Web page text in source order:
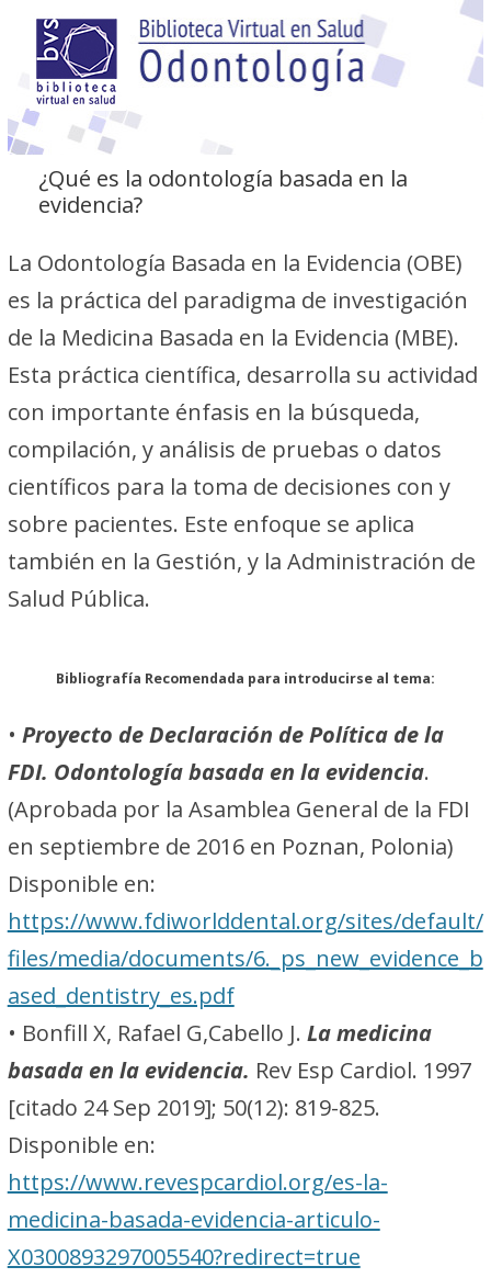
¿Qué es la odontología basada en la
evidencia?
La Odontología Basada en la Evidencia (OBE)
es la práctica del paradigma de investigación
de la Medicina Basada en la Evidencia (MBE).
Esta práctica científica, desarrolla su actividad
con importante énfasis en la búsqueda,
compilación, y análisis de pruebas o datos
científicos para la toma de decisiones con y
sobre pacientes. Este enfoque se aplica
también en la Gestión, y la Administración de
Salud Pública.
Bibliografía Recomendada para introducirse al tema:
• Proyecto de Declaración de Política de la
FDI. Odontología basada en la evidencia.
(Aprobada por la Asamblea General de la FDI
en septiembre de 2016 en Poznan, Polonia)
Disponible en:
https://www.fdiworlddental.org/sites/default/
files/media/documents/6._ps_new_evidence_b
ased_dentistry_es.pdf
• Bonfill X, Rafael G,Cabello J. La medicina
basada en la evidencia. Rev Esp Cardiol. 1997
[citado 24 Sep 2019]; 50(12): 819-825.
Disponible en:
https://www.revespcardiol.org/es-la-
medicina-basada-evidencia-articulo-
X0300893297005540?redirect=true